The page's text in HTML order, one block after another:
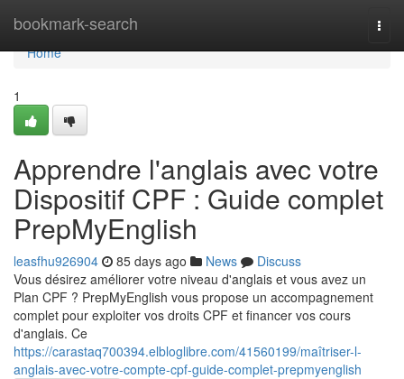
bookmark-search
Home
Home
1
Apprendre l'anglais avec votre
Dispositif CPF : Guide complet
PrepMyEnglish
leasfhu926904 85 days ago News
Discuss
Vous désirez améliorer votre niveau d'anglais et vous avez un
Plan CPF ? PrepMyEnglish vous propose un accompagnement
complet pour exploiter vos droits CPF et financer vos cours
d'anglais. Ce
https://carastaq700394.elbloglibre.com/41560199/maîtriser-l-
anglais-avec-votre-compte-cpf-guide-complet-prepmyenglish